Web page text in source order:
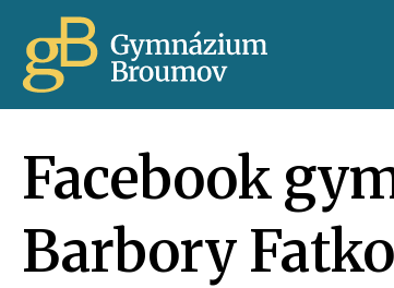
Facebook
Barbory